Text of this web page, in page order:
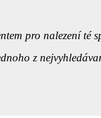
pro nalezení té
z